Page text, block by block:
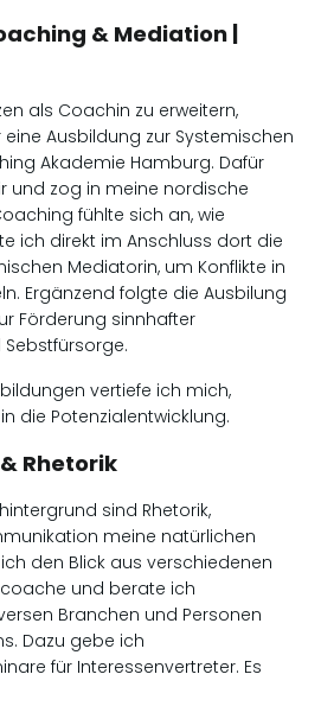
& Mediation |
als Coachin zu erweitern,
Ausbildung zur Systemischen
Akademie Hamburg. Dafür
und zog in meine nordische
fühlte sich an, wie
ich direkt im Anschluss dort die
Mediatorin, um Konflikte in
Ergänzend folgte die Ausbilung
Förderung sinnhafter
vertiefe ich mich,
die Potenzialentwicklung.
Rhetorik
sind Rhetorik,
meine natürlichen
den Blick aus verschiedenen
und berate ich
Branchen und Personen
Dazu gebe ich
für Interessenvertreter. Es